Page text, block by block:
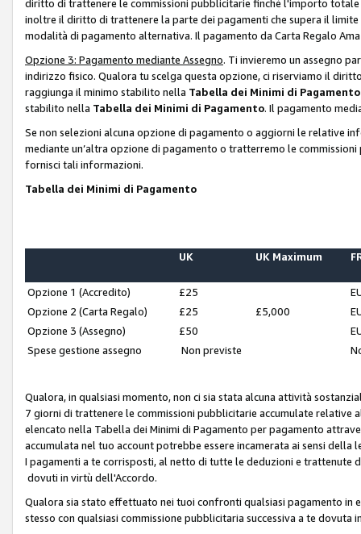
diritto di trattenere le commissioni pubblicitarie finché l'importo
inoltre il diritto di trattenere la parte dei pagamenti che supera il
modalità di pagamento alternativa. Il pagamento da Carta Regalo
Opzione 3: Pagamento mediante Assegno. Ti invieremo un assegno
indirizzo fisico. Qualora tu scelga questa opzione, ci riserviamo il
raggiunga il minimo stabilito nella Tabella dei Minimi di Pagamento
stabilito nella Tabella dei Minimi di Pagamento. Il pagamento
Se non selezioni alcuna opzione di pagamento o aggiorni le relative
mediante un’altra opzione di pagamento o tratterremo le
fornisci tali informazioni.
Tabella dei Minimi di Pagamento
UK UK Maximum
Opzione 1 (Accredito) £25
Opzione 2 (Carta Regalo)
£25 £5,000
Opzione 3 (Assegno)
£50
Spese gestione assegno
Non previste
Qualora, in qualsiasi momento, non ci sia stata alcuna attività
7 giorni di trattenere le commissioni pubblicitarie accumulate
elencato nella Tabella dei Minimi di Pagamento per pagamento
accumulata nel tuo account potrebbe essere incamerata ai sensi
I pagamenti a te corrisposti, al netto di tutte le deduzioni e trattenute
dovuti in virtù dell'Accordo.
Qualora sia stato effettuato nei tuoi confronti qualsiasi pagamento in
stesso con qualsiasi commissione pubblicitaria successiva a te dovuta